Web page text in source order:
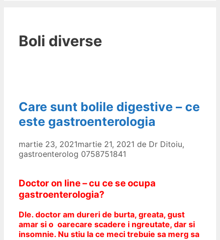
Boli diverse
Care sunt bolile digestive – ce
este gastroenterologia
martie 23, 2021martie 21, 2021 de Dr Ditoiu,
gastroenterolog 0758751841
Doctor on line – cu ce se ocupa
gastroenterologia?
Dle. doctor am dureri de burta, greata, gust
amar si o oarecare scadere i ngreutate, dar si
insomnie. Nu stiu la ce meci trebuie sa merg sa